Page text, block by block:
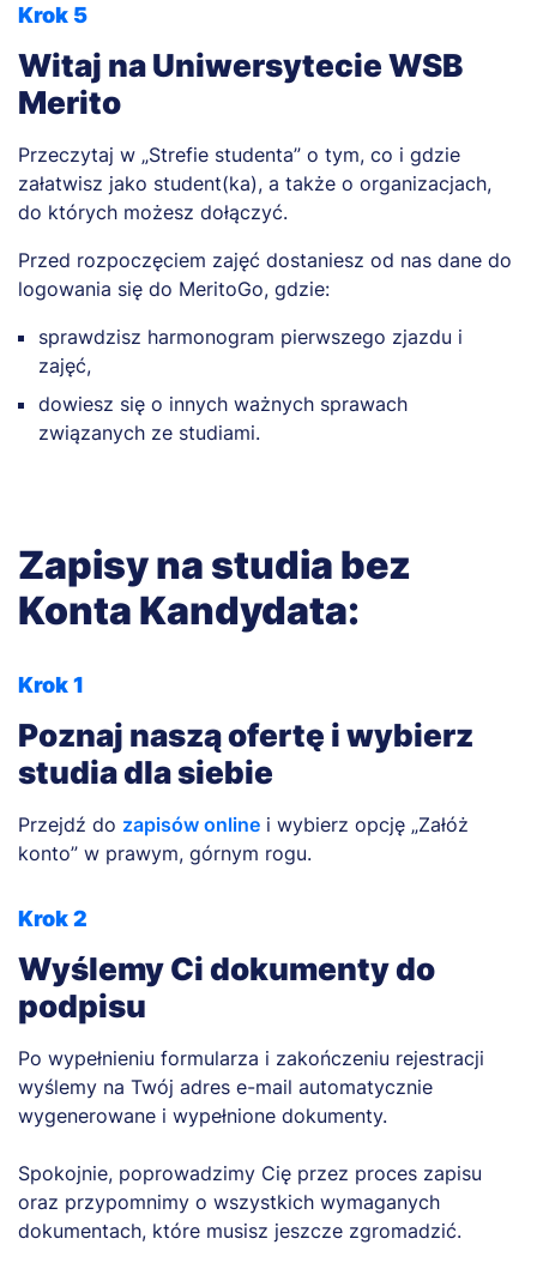
Krok 5
Witaj na Uniwersytecie WSB
Merito
Przeczytaj w „Strefie studenta” o tym, co i gdzie
załatwisz jako student(ka), a także o organizacjach,
do których możesz dołączyć.
Przed rozpoczęciem zajęć dostaniesz od nas dane do
logowania się do MeritoGo, gdzie:
sprawdzisz harmonogram pierwszego zjazdu i
zajęć,
dowiesz się o innych ważnych sprawach
związanych ze studiami.
Zapisy na studia bez
Konta Kandydata:
Krok 1
Poznaj naszą ofertę i wybierz
studia dla siebie
Przejdź do zapisów online i wybierz opcję „Załóż
konto” w prawym, górnym rogu.
Krok 2
Wyślemy Ci dokumenty do
podpisu
Po wypełnieniu formularza i zakończeniu rejestracji
wyślemy na Twój adres e-mail automatycznie
wygenerowane i wypełnione dokumenty.
Spokojnie, poprowadzimy Cię przez proces zapisu
oraz przypomnimy o wszystkich wymaganych
dokumentach, które musisz jeszcze zgromadzić.